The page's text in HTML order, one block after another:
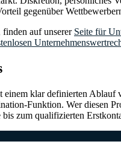
gegenüber
auf unserer Seite für
klar definierten Ablauf
Funktion. Wer diesen
bis zum qualifizierten